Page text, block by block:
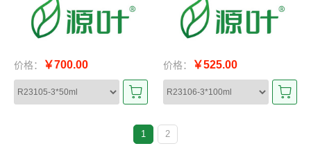
价格： ￥700.00 价格： ￥525.00
1 2